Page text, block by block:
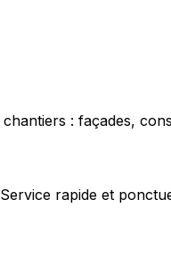
: façades,
rapide et